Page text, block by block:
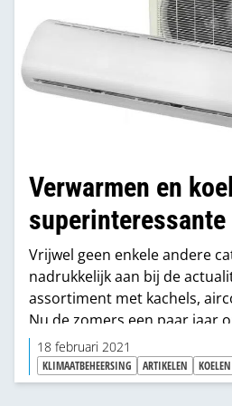
Verwarmen en
Vrijwel geen enkele andere
nadrukkelijk aan bij de
assortiment met kachels,
Nu de zomers een paar jaar
hebben aangetikt, zijn de
doorgebroken in het
dit patroon zich heeft
18 februari 2021
KLIMAATBEHEERSING ARTIKELEN KOELEN